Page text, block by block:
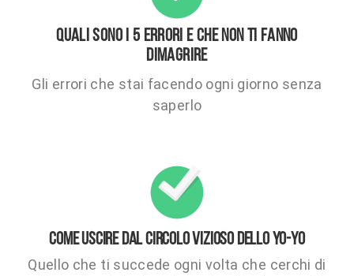
QUALI SONO I 5 ERRORI E CHE NON TI FANNO
DIMAGRIRE
Gli errori che stai facendo ogni giorno senza
saperlo
COME USCIRE DAL CIRCOLO VIZIOSO DELLO YO-YO
Quello che ti succede ogni volta che cerchi di